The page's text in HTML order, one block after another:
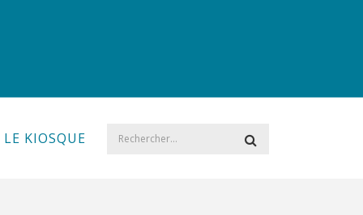
LE KIOSQUE